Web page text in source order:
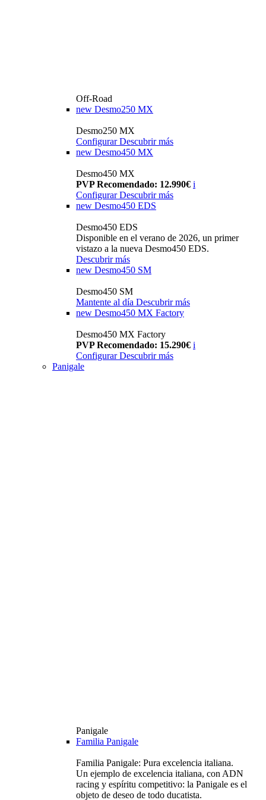
Off-Road
new Desmo250 MX
Desmo250 MX
Configurar Descubrir más
new Desmo450 MX
Desmo450 MX
PVP Recomendado: 12.990€ i
Configurar Descubrir más
new Desmo450 EDS
Desmo450 EDS
Disponible en el verano de 2026, un primer
vistazo a la nueva Desmo450 EDS.
Descubrir más
new Desmo450 SM
Desmo450 SM
Mantente al día Descubrir más
new Desmo450 MX Factory
Desmo450 MX Factory
PVP Recomendado: 15.290€ i
Configurar Descubrir más
Panigale
Panigale
Familia Panigale
Familia Panigale: Pura excelencia italiana.
Un ejemplo de excelencia italiana, con ADN
racing y espíritu competitivo: la Panigale es el
objeto de deseo de todo ducatista.